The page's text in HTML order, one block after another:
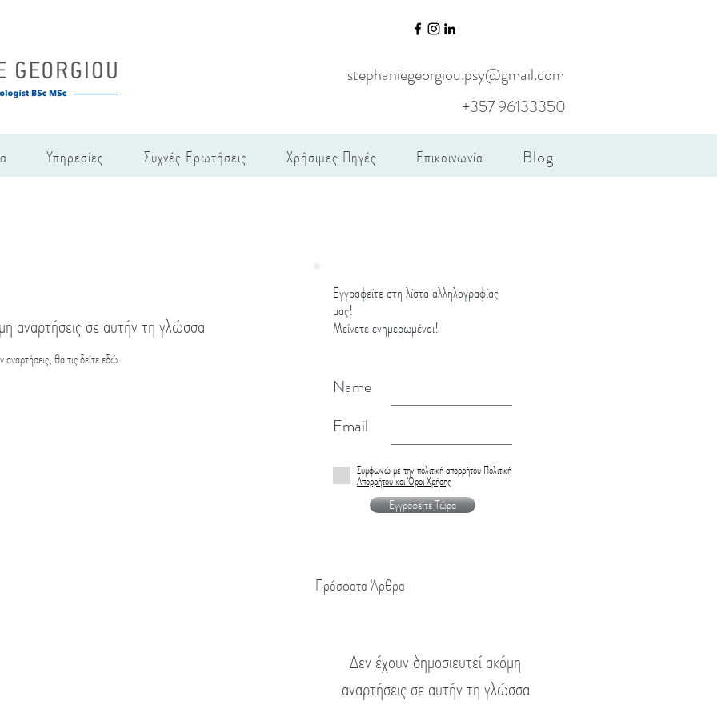
stephaniegeorgiou.psy@gmail.com
+357 96133350
Υπηρεσίες Συχνές Ερωτήσεις Χρήσιμες Πηγές Επικοινωνία Blog
Εγγραφείτε στη λίστα αλληλογραφίας
μας!
Μείνετε ενημερωμένοι!
Name
Email
Συμφωνώ με την πολιτική απορρήτου Πολιτική
Απορρήτου και Όροι Χρήσης
Εγγραφείτε Τώρα
Πρόσφατα Άρθρα
Δεν έχουν δημοσιευτεί ακόμη
αναρτήσεις σε αυτήν τη γλώσσα
αναρτήσεις σε αυτήν τη γλώσσα
αναρτήσεις, θα τις δείτε εδώ.